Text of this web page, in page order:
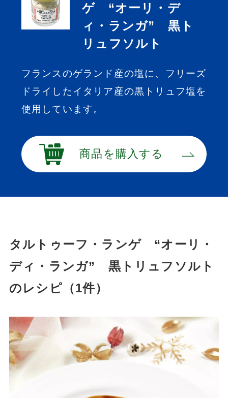
ゲ “オーリ・デ
ィ・ランガ” 黒ト
リュフソルト
フランスのゲランド産の塩に、フリーズ
ドライしたイタリア産の黒トリュフ塩を
使用しています。
商品を購入する
タルトゥーフ・ランゲ “オーリ・
ディ・ランガ” 黒トリュフソルト
のレシピ（1件）